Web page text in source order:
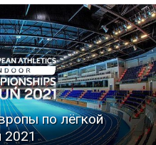
по лёгкой
2021